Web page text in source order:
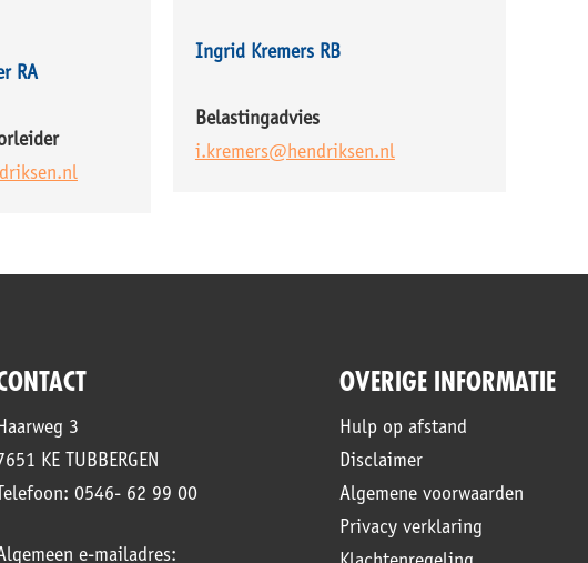
RA
Ingrid Kremers RB
Belastingadvies
i.kremers@hendriksen.nl
3
KE TUBBERGEN
Telefoon: 0546- 62 99 00
e-mailadres:
OVERIGE INFORMATIE
Hulp op afstand
Disclaimer
Algemene voorwaarden
Privacy verklaring